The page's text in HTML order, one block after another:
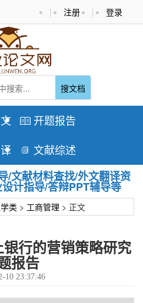
登录
|
注册
|
搜文档
 开题报告
 文献综述
/文献材料查找/外文翻译资
计指导/答辩PPT辅导等
类 > 工商管理 > 正文
行的营销策略研究
报告
10 23:37:46